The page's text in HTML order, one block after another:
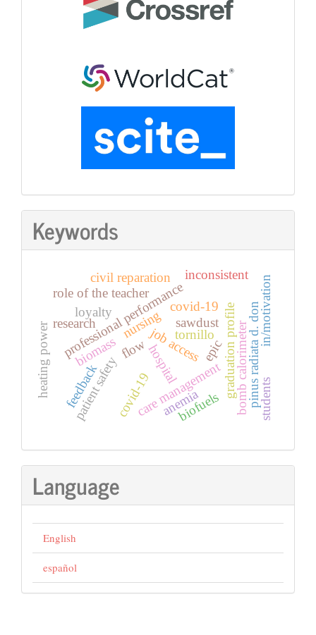
Keywords
care management
patient safety
nursing
hospital
professional performance
role of the teacher
graduation profile
job access
research
anemia bomb calorimeter
biofuels pinus radiata d. don
biomass
tornillo
heating power sawdust in/motivation
civil reparation inconsistent
students
flow
feedback
loyalty
epic
covid-19
covid-19
Language
English
español